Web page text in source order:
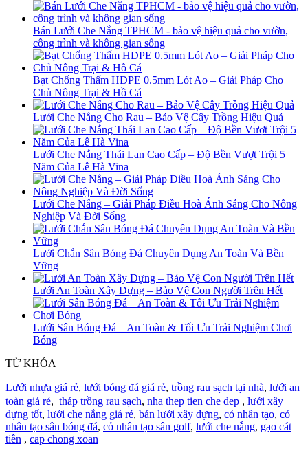
Bán Lưới Che Nắng TPHCM - bảo vệ hiệu quả cho vườn,
công trình và không gian sống
Bạt Chống Thấm HDPE 0.5mm Lót Ao – Giải Pháp Cho
Chủ Nông Trại & Hồ Cá
Lưới Che Nắng Cho Rau – Bảo Vệ Cây Trồng Hiệu Quả
Lưới Che Nắng Thái Lan Cao Cấp – Độ Bền Vượt Trội 5
Năm Của Lê Hà Vina
Lưới Che Nắng – Giải Pháp Điều Hoà Ánh Sáng Cho Nông
Nghiệp Và Đời Sống
Lưới Chắn Sân Bóng Đá Chuyên Dụng An Toàn Và Bền
Vững
Lưới An Toàn Xây Dựng – Bảo Vệ Con Người Trên Hết
Lưới Sân Bóng Đá – An Toàn & Tối Ưu Trải Nghiệm Chơi
Bóng
TỪ KHÓA
Lưới nhựa giá rẻ, lưới bóng đá giá rẻ, trồng rau sạch tại nhà, lưới an
toàn giá rẻ, tháp trồng rau sạch, nha thep tien che dep , lưới xây
dựng tốt, lưới che nắng giá rẻ, bán lưới xây dựng, cỏ nhân tạo, cỏ
nhân tạo sân bóng đá, cỏ nhân tạo sân golf, lưới che nắng, gạo cát
tiên , cap chong xoan